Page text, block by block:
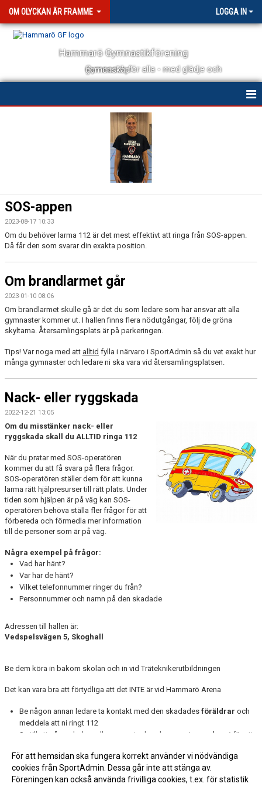
OM OLYCKAN ÄR FRAMME LOGGA IN
Hammarö Gymnastikförening
Gymnastik för alla - med glädje och gemenskap!
SOS-appen
2023-08-17 10:33
Om du behöver larma 112 är det mest effektivt att ringa från SOS-appen.
Då får den som svarar din exakta position.
Om brandlarmet går
2023-01-10 08:06
Om brandlarmet skulle gå är det du som ledare som har ansvar att alla
gymnaster kommer ut. I hallen finns flera nödutgångar, följ de gröna
skyltarna. Återsamlingsplats är på parkeringen.
Tips! Var noga med att alltid fylla i närvaro i SportAdmin så du vet exakt hur
många gymnaster och ledare ni ska vara vid återsamlingsplatsen.
Nack- eller ryggskada
2022-12-21 13:05
Om du misstänker nack- eller
ryggskada skall du ALLTID ringa 112
När du pratar med SOS-operatören
kommer du att få svara på flera frågor.
SOS-operatören ställer dem för att kunna
larma rätt hjälpresurser till rätt plats. Under
tiden som hjälpen är på väg kan SOS-
operatören behöva ställa fler frågor för att
förbereda och förmedla mer information
till de personer som är på väg.
Några exempel på frågor:
Vad har hänt?
Var har de hänt?
Vilket telefonnummer ringer du från?
Personnummer och namn på den skadade
Adressen till hallen är:
Vedspelsvägen 5, Skoghall
Be dem köra in bakom skolan och in vid Träteknikerutbildningen
Det kan vara bra att förtydliga att det INTE är vid Hammarö Arena
Be någon annan ledare ta kontakt med den skadades föräldrar och
meddela att ni ringt 112
Se till att någon ledare eller annan tar hand om
resten av laget för att
Be någonmöta upp ambulansen vid parkeringen
För att hemsidan ska fungera korrekt använder vi nödvändiga
cookies från SportAdmin. Dessa går inte att stänga av.
Föreningen kan också använda frivilliga cookies, t.ex. för statistik